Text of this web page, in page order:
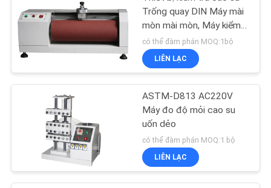
Trống quay DIN Máy mài
mòn mài mòn, Máy kiểm
tra độ mài mòn
có thể đàm phán MOQ:1bộ
LIÊN LẠC
ASTM-D813 AC220V
Máy đo độ mỏi cao su
uốn dẻo
có thể đàm phán MOQ:1 bộ
LIÊN LẠC